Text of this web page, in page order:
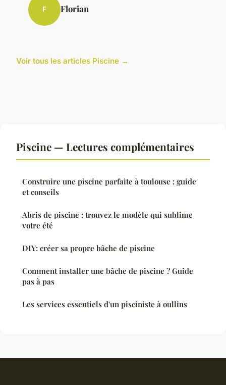
F Florian
Voir tous les articles Piscine →
Piscine — Lectures complémentaires
Construire une piscine parfaite à toulouse : guide
et conseils
Abris de piscine : trouvez le modèle qui sublime
votre été
DIY: créer sa propre bâche de piscine
Comment installer une bâche de piscine ? Guide
pas à pas
Les services essentiels d'un pisciniste à oullins